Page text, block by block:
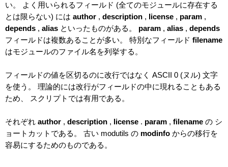
い。 よく用いられるフィールド (全てのモジュールに存在する
とは限らない) には author , description , license , param ,
depends , alias といったものがある。 param , alias , depends
フィールドは複数あることが多い。 特別なフィールド filename
はモジュールのファイル名を列挙する。
フィールドの値を区切るのに改行ではなく ASCII 0 (ヌル) 文字
を使う。 理論的には改行がフィールドの中に現れることもある
ため、 スクリプトでは有用である。
それぞれ author , description , license . param , filename の シ
ョートカットである。 古い modutils の modinfo からの移行を
容易にするためのものである。